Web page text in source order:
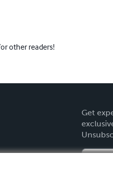
other readers!
Get